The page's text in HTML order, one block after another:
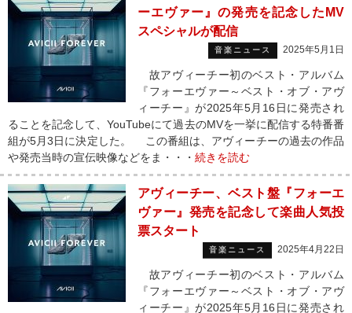
ーエヴァー』の発売を記念したMV
スペシャルが配信
音楽ニュース 2025年5月1日
故アヴィーチー初のベスト・アルバム
『フォーエヴァー～ベスト・オブ・アヴ
ィーチー』が2025年5月16日に発売され
ることを記念して、YouTubeにて過去のMVを一挙に配信する特番番
組が5月3日に決定した。 この番組は、アヴィーチーの過去の作品
や発売当時の宣伝映像などをま・・・ 続きを読む
アヴィーチー、ベスト盤『フォーエ
ヴァー』発売を記念して楽曲人気投
票スタート
音楽ニュース 2025年4月22日
故アヴィーチー初のベスト・アルバム
『フォーエヴァー～ベスト・オブ・アヴ
ィーチー』が2025年5月16日に発売され